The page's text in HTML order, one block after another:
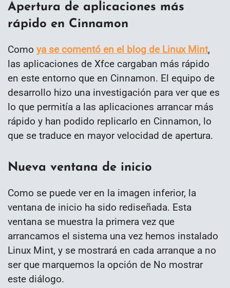
Apertura de aplicaciones más
rápido en Cinnamon
Como ya se comentó en el blog de Linux Mint,
las aplicaciones de Xfce cargaban más rápido
en este entorno que en Cinnamon. El equipo de
desarrollo hizo una investigación para ver que es
lo que permitía a las aplicaciones arrancar más
rápido y han podido replicarlo en Cinnamon, lo
que se traduce en mayor velocidad de apertura.
Nueva ventana de inicio
Como se puede ver en la imagen inferior, la
ventana de inicio ha sido rediseñada. Esta
ventana se muestra la primera vez que
arrancamos el sistema una vez hemos instalado
Linux Mint, y se mostrará en cada arranque a no
ser que marquemos la opción de No mostrar
este diálogo.